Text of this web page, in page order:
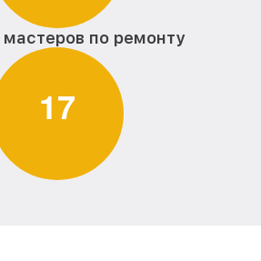
мастеров по ремонту
17